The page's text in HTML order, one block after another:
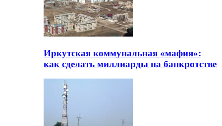
Иркутская коммунальная «мафия»:
как сделать миллиарды на банкротстве